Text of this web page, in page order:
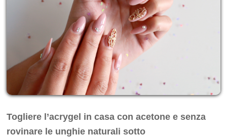
Togliere l’acrygel in casa con acetone e senza
rovinare le unghie naturali sotto